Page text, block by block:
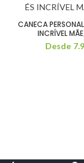
CANECA
INCRÍVEL
Desde